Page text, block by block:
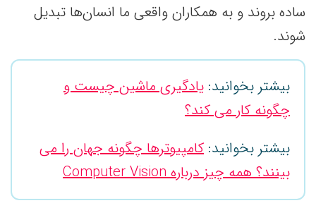
ساده بروند و به همکاران واقعی ما انسان‌ها تبدیل
شوند.
بیشتر بخوانید: یادگیری ماشین چیست و
چگونه کار می کند؟
بیشتر بخوانید: کامپیوترها چگونه جهان را می
بینند؟ همه چیز درباره Computer Vision